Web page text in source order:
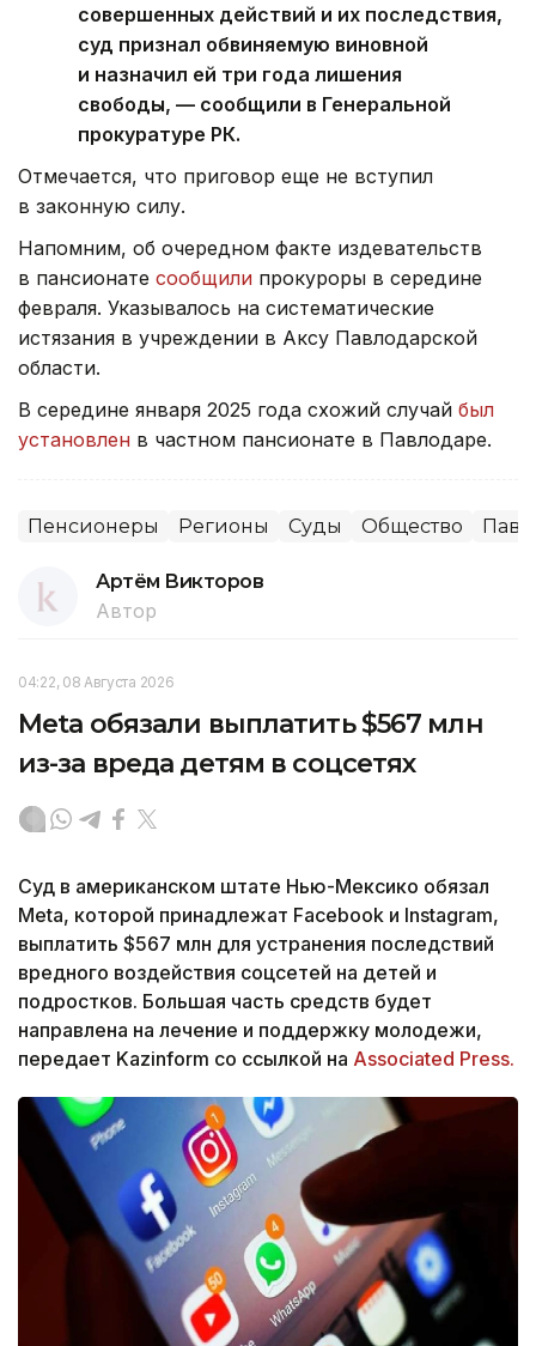
совершенных действий и их последствия,
суд признал обвиняемую виновной
и назначил ей три года лишения
свободы, — сообщили в Генеральной
прокуратуре РК.
Отмечается, что приговор еще не вступил
в законную силу.
Напомним, об очередном факте издевательств
в пансионате сообщили прокуроры в середине
февраля. Указывалось на систематические
истязания в учреждении в Аксу Павлодарской
области.
В середине января 2025 года схожий случай был
установлен в частном пансионате в Павлодаре.
Пенсионеры Регионы Суды Общество
Артём Викторов
Автор
04:22, 08 Августа 2026
Meta обязали выплатить $567 млн
из-за вреда детям в соцсетях
Суд в американском штате Нью-Мексико обязал
Meta, которой принадлежат Facebook и Instagram,
выплатить $567 млн для устранения последствий
вредного воздействия соцсетей на детей и
подростков. Большая часть средств будет
направлена на лечение и поддержку молодежи,
передает Kazinform со ссылкой на Associated Press.